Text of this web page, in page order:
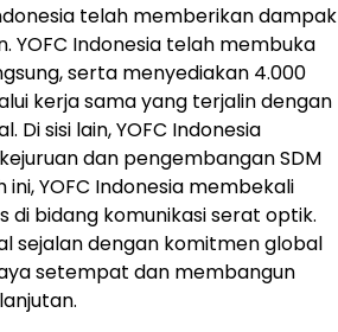
telah memberikan dampak
YOFC Indonesia telah membuka
serta menyediakan 4.000
kerja sama yang terjalin dengan
Di sisi lain, YOFC Indonesia
dan pengembangan SDM
YOFC Indonesia membekali
di bidang komunikasi serat optik.
sejalan dengan komitmen global
setempat dan membangun